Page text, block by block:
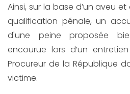
Ainsi, sur la base d’un aveu
qualification pénale, un
d'une peine proposée
encourue lors d’un
Procureur de la République
victime.